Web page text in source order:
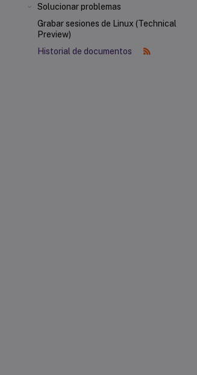
Solucionar problemas
Grabar sesiones de Linux (Technical
Preview)
Historial de documentos